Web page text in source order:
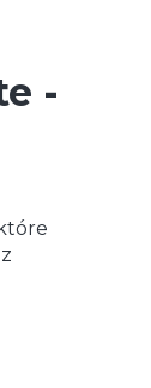
-